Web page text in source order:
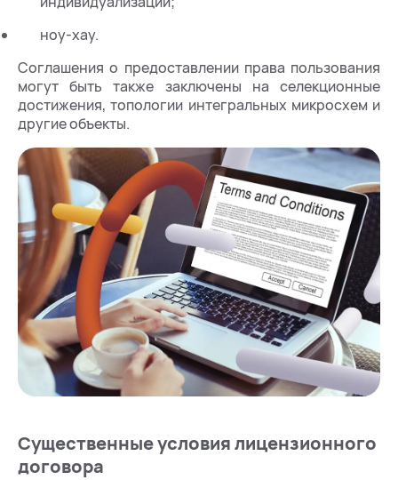
ноу-хау.
Соглашения о предоставлении права пользования
могут быть также заключены на селекционные
достижения, топологии интегральных микросхем и
другие объекты.
Существенные условия лицензионного
договора